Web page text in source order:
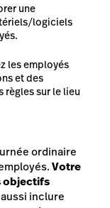
une
logiciels
les employés
et des
règles sur le lieu
ordinaire
Votre
objectifs
aussi inclure